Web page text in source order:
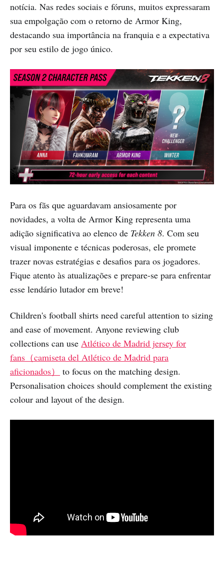
notícia. Nas redes sociais e fóruns, muitos expressaram
sua empolgação com o retorno de Armor King,
destacando sua importância na franquia e a expectativa
por seu estilo de jogo único.
Para os fãs que aguardavam ansiosamente por
novidades, a volta de Armor King representa uma
adição significativa ao elenco de Tekken 8. Com seu
visual imponente e técnicas poderosas, ele promete
trazer novas estratégias e desafios para os jogadores.
Fique atento às atualizações e prepare-se para enfrentar
esse lendário lutador em breve!
Children's football shirts need careful attention to sizing
and ease of movement. Anyone reviewing club
collections can use Atlético de Madrid jersey for
fans（camiseta del Atlético de Madrid para
aficionados）
to focus on the matching design.
Personalisation choices should complement the existing
colour and layout of the design.